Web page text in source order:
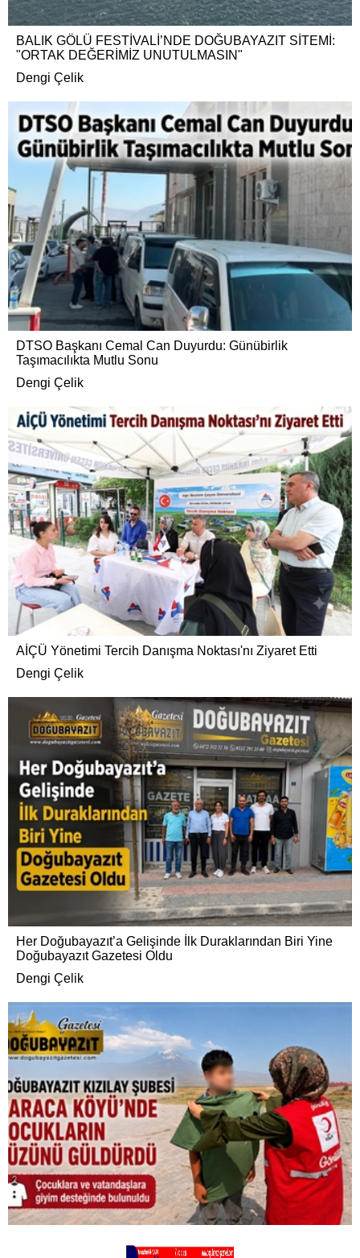
BALIK GÖLÜ FESTİVALİ’NDE DOĞUBAYAZIT SİTEMİ:
"ORTAK DEĞERİMİZ UNUTULMASIN"
Dengi Çelik
DTSO Başkanı Cemal Can Duyurdu: Günübirlik
Taşımacılıkta Mutlu Sonu
Dengi Çelik
AİÇÜ Yönetimi Tercih Danışma Noktası'nı Ziyaret Etti
Dengi Çelik
Her Doğubayazıt’a Gelişinde İlk Duraklarından Biri Yine
Doğubayazıt Gazetesi Oldu
Dengi Çelik
DOĞUBAYAZIT KIZILAY ŞUBESİ KARACA KÖYÜ’NDE